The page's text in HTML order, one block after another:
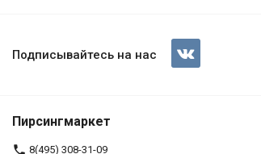
Подписывайтесь на нас
Пирсингмаркет
8(495) 308-31-09